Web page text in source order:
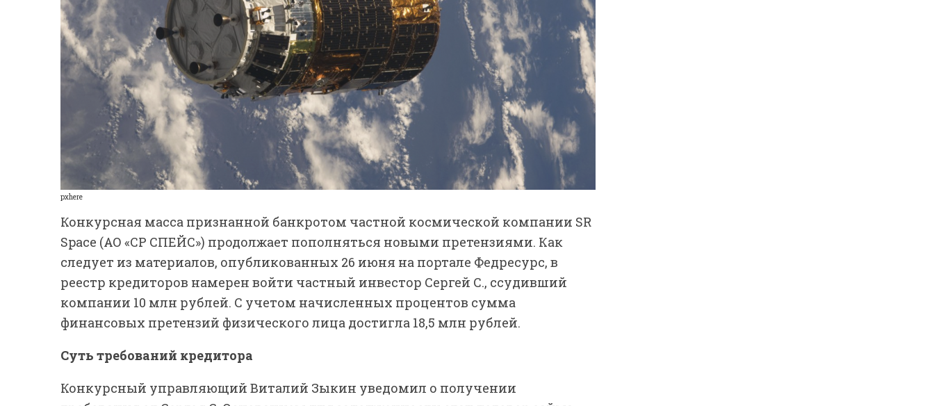
pxhere
Конкурсная масса признанной банкротом частной космической компании SR
Space (АО «СР СПЕЙС») продолжает пополняться новыми претензиями. Как
следует из материалов, опубликованных 26 июня на портале Федресурс, в
реестр кредиторов намерен войти частный инвестор Сергей С., ссудивший
компании 10 млн рублей. С учетом начисленных процентов сумма
финансовых претензий физического лица достигла 18,5 млн рублей.
Суть требований кредитора
Конкурсный управляющий Виталий Зыкин уведомил о получении